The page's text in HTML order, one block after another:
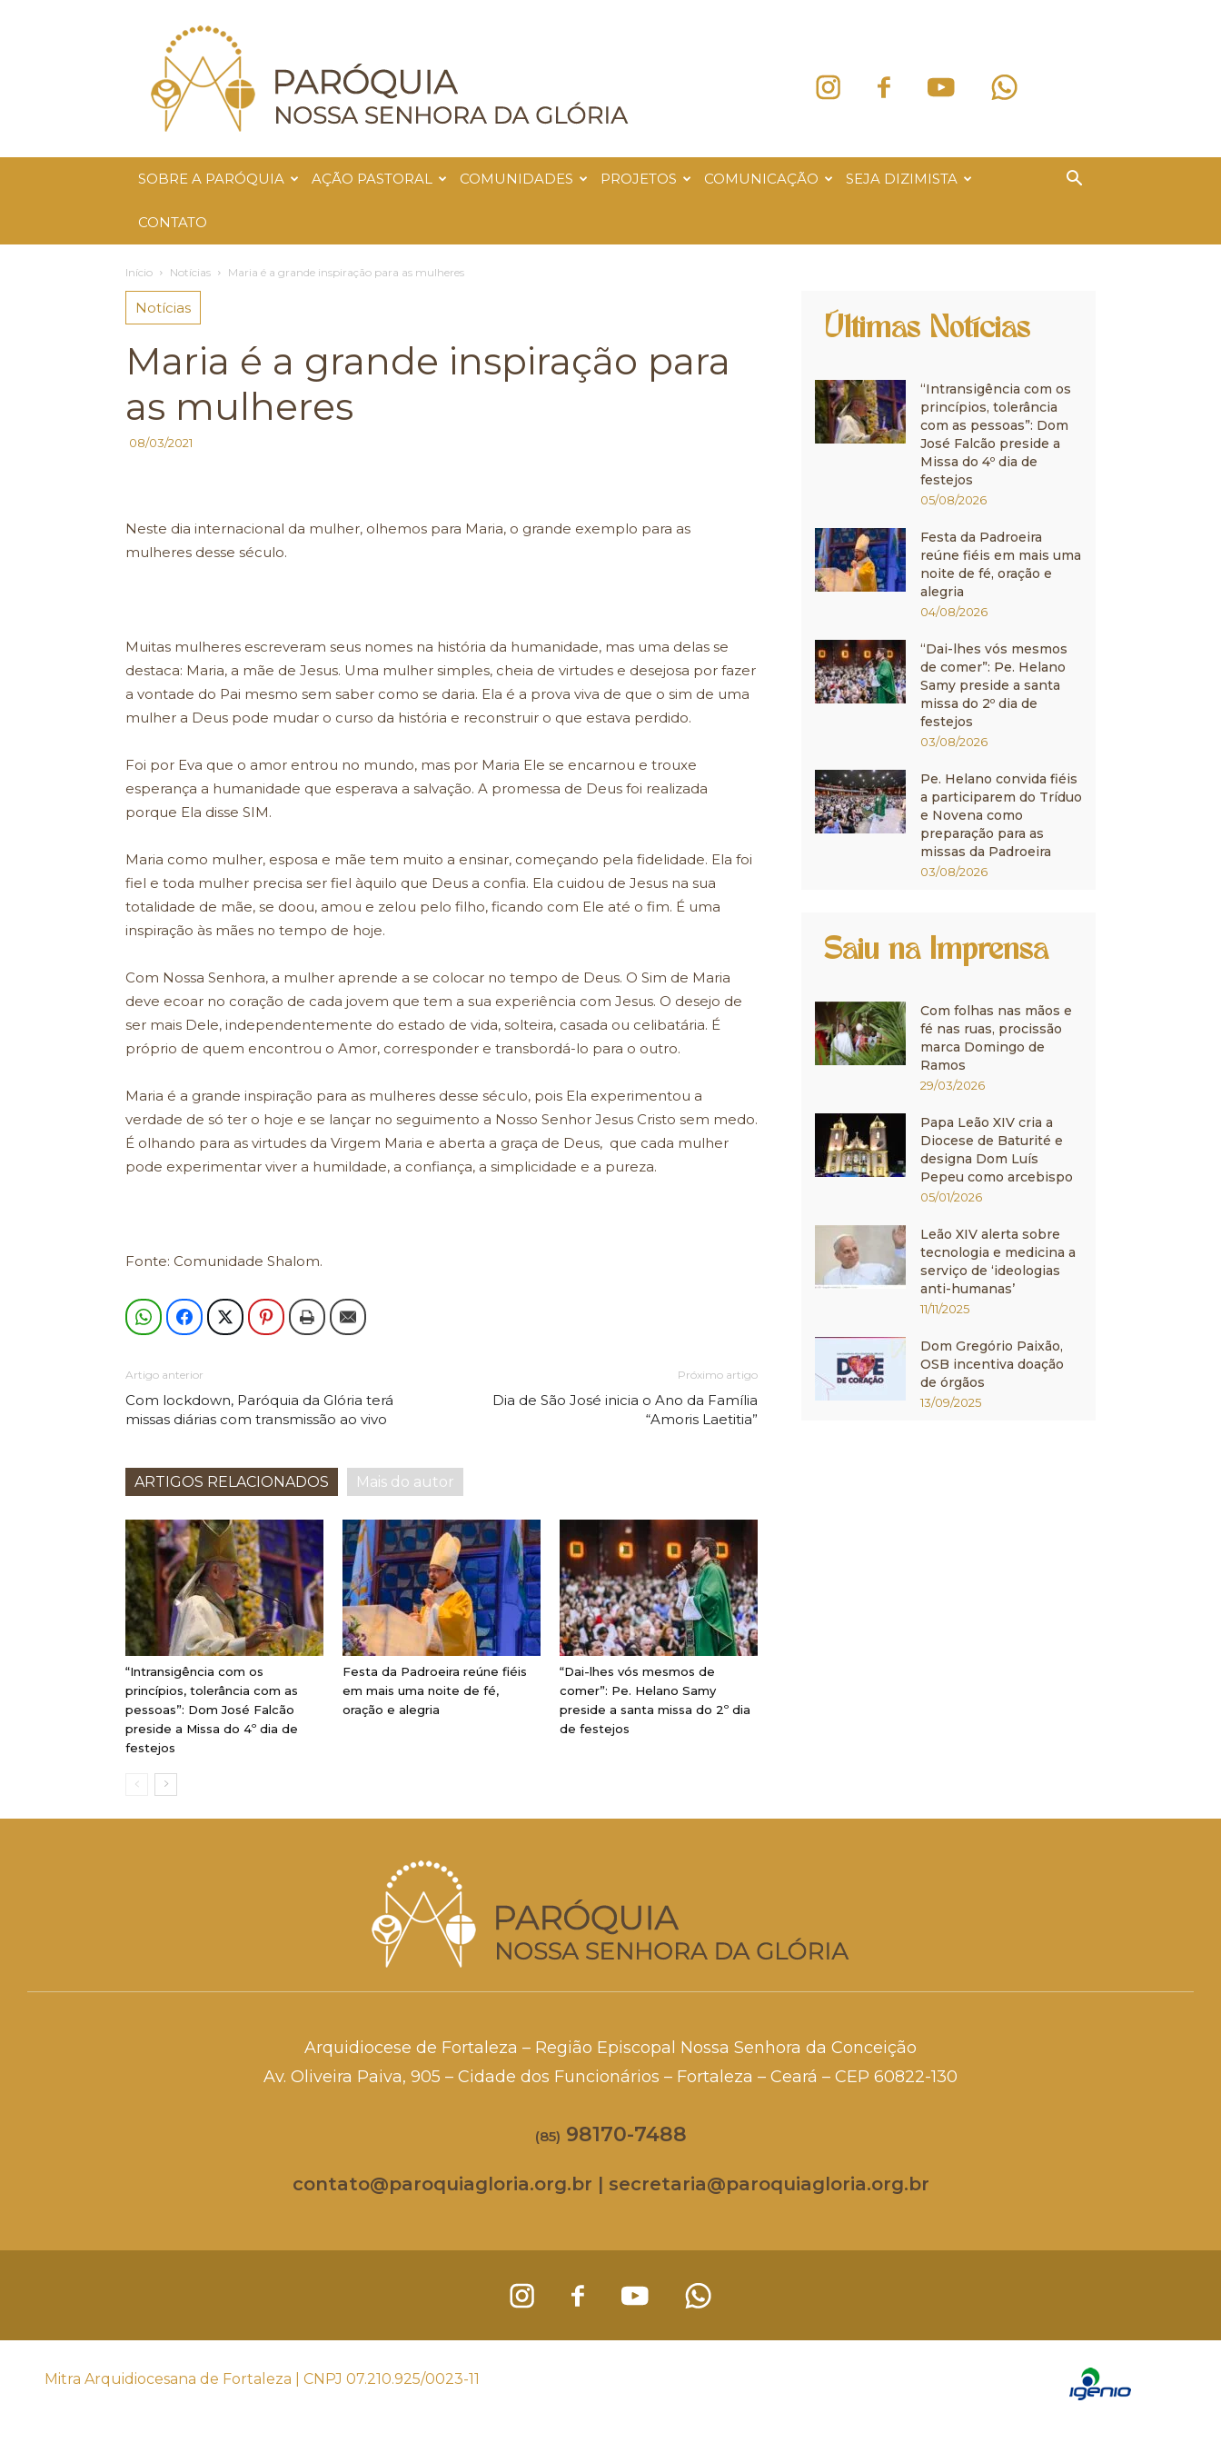
Paróquia
Nossa
Senhora
da
Glória
SOBRE A PARÓQUIA AÇÃO PASTORAL COMUNIDADES PROJETOS COMUNICAÇÃO SEJA DIZIMISTA
CONTATO
Início Notícias Maria é a grande inspiração para as mulheres
Notícias
Maria é a grande inspiração para
as mulheres
08/03/2021
Neste dia internacional da mulher, olhemos para Maria, o grande exemplo para as
mulheres desse século.
Muitas mulheres escreveram seus nomes na história da humanidade, mas uma delas se
destaca: Maria, a mãe de Jesus. Uma mulher simples, cheia de virtudes e desejosa por fazer
a vontade do Pai mesmo sem saber como se daria. Ela é a prova viva de que o sim de uma
mulher a Deus pode mudar o curso da história e reconstruir o que estava perdido.
Foi por Eva que o amor entrou no mundo, mas por Maria Ele se encarnou e trouxe
esperança a humanidade que esperava a salvação. A promessa de Deus foi realizada
porque Ela disse SIM.
Maria como mulher, esposa e mãe tem muito a ensinar, começando pela fidelidade. Ela foi
fiel e toda mulher precisa ser fiel àquilo que Deus a confia. Ela cuidou de Jesus na sua
totalidade de mãe, se doou, amou e zelou pelo filho, ficando com Ele até o fim. É uma
inspiração às mães no tempo de hoje.
Com Nossa Senhora, a mulher aprende a se colocar no tempo de Deus. O Sim de Maria
deve ecoar no coração de cada jovem que tem a sua experiência com Jesus. O desejo de
ser mais Dele, independentemente do estado de vida, solteira, casada ou celibatária. É
próprio de quem encontrou o Amor, corresponder e transbordá-lo para o outro.
Maria é a grande inspiração para as mulheres desse século, pois Ela experimentou a
verdade de só ter o hoje e se lançar no seguimento a Nosso Senhor Jesus Cristo sem medo.
É olhando para as virtudes da Virgem Maria e aberta a graça de Deus, que cada mulher
pode experimentar viver a humildade, a confiança, a simplicidade e a pureza.
Fonte: Comunidade Shalom.
Artigo anterior
Com lockdown, Paróquia da Glória terá
missas diárias com transmissão ao vivo
Próximo artigo
Dia de São José inicia o Ano da Família
“Amoris Laetitia”
ARTIGOS RELACIONADOS Mais do autor
“Intransigência com os
princípios, tolerância com as
pessoas”: Dom José Falcão
preside a Missa do 4º dia de
festejos
Festa da Padroeira reúne fiéis
em mais uma noite de fé,
oração e alegria
“Dai-lhes vós mesmos de
comer”: Pe. Helano Samy
preside a santa missa do 2º dia
de festejos
Últimas Notícias
“Intransigência com os
princípios, tolerância
com as pessoas”: Dom
José Falcão preside a
Missa do 4º dia de
festejos
05/08/2026
Festa da Padroeira
reúne fiéis em mais uma
noite de fé, oração e
alegria
04/08/2026
“Dai-lhes vós mesmos
de comer”: Pe. Helano
Samy preside a santa
missa do 2º dia de
festejos
03/08/2026
Pe. Helano convida fiéis
a participarem do Tríduo
e Novena como
preparação para as
missas da Padroeira
03/08/2026
Saiu na Imprensa
Com folhas nas mãos e
fé nas ruas, procissão
marca Domingo de
Ramos
29/03/2026
Papa Leão XIV cria a
Diocese de Baturité e
designa Dom Luís
Pepeu como arcebispo
05/01/2026
Leão XIV alerta sobre
tecnologia e medicina a
serviço de ‘ideologias
anti-humanas’
11/11/2025
Dom Gregório Paixão,
OSB incentiva doação
de órgãos
13/09/2025
Arquidiocese de Fortaleza – Região Episcopal Nossa Senhora da Conceição
Av. Oliveira Paiva, 905 – Cidade dos Funcionários – Fortaleza – Ceará – CEP 60822-130
(85) 98170-7488
contato@paroquiagloria.org.br | secretaria@paroquiagloria.org.br
Mitra Arquidiocesana de Fortaleza | CNPJ 07.210.925/0023-11